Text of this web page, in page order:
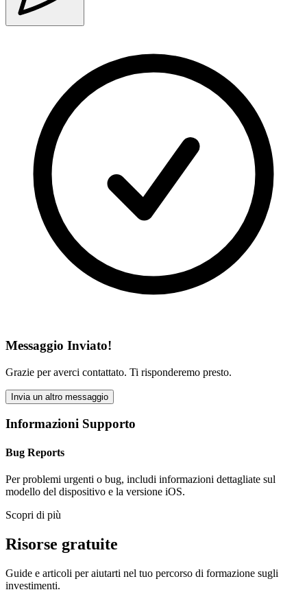
Messaggio Inviato!
Grazie per averci contattato. Ti risponderemo presto.
Invia un altro messaggio
Informazioni Supporto
Bug Reports
Per problemi urgenti o bug, includi informazioni dettagliate sul
modello del dispositivo e la versione iOS.
Scopri di più
Risorse gratuite
Guide e articoli per aiutarti nel tuo percorso di formazione sugli
investimenti.